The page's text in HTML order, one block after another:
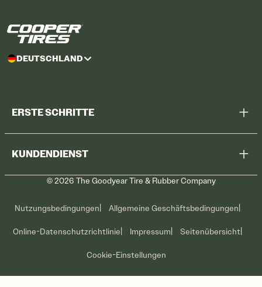
DEUTSCHLAND
ERSTE SCHRITTE
Kontaktieren Sie uns
KUNDENDIENST
Reifenpflege
Aktuelle Angebote
©2026 The Goodyear Tire & Rubber Company
Nutzungsbedingungen Allgemeine Geschäftsbedingungen
Online-Datenschutzrichtlinie Impressum Seitenübersicht
Cookie-Einstellungen